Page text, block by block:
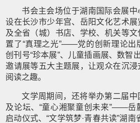
书会主会场位于湖南国际会展
设在长沙市少年宫、岳阳文化艺术
及全省（城）书店、学校、机关等
置了“真理之光”——党的创新理论出
创刊号“珍本展”、儿童插画展、数智
邀请展等五大主题展，让观众在沉
阅读之趣。
文学周期间，还将举办第二届
及论坛、“童心湘聚童创未来”——岳
启动仪式、“文学筑梦·青春共读”湖南